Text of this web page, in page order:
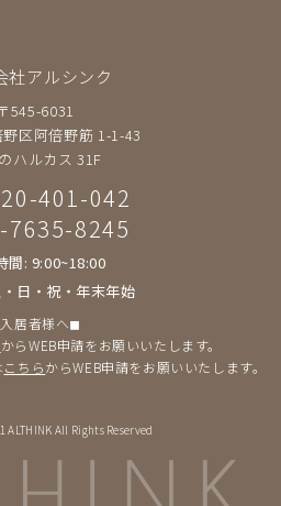
社アルシンク
545-6031
区阿倍野筋 1-1-43
ハルカス 31F
401-042
7635-8245
間: 9:00~18:00
日・祝・年末年始
居者様へ◼︎
からWEB申請をお願いいたします。
こちらからWEB申請をお願いいたします。
ALTHINK All Rights Reserved